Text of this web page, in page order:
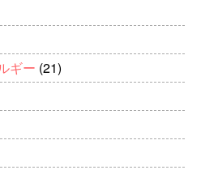
ギー (21)